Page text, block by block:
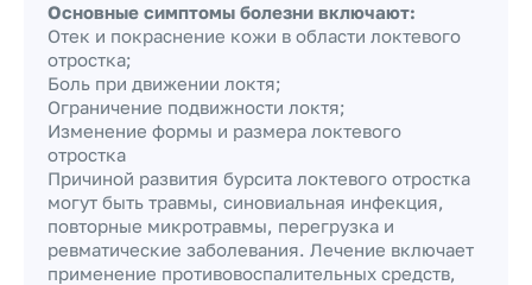
Основные симптомы болезни включают:
Отек и покраснение кожи в области локтевого
отростка;
Боль при движении локтя;
Ограничение подвижности локтя;
Изменение формы и размера локтевого
отростка
Причиной развития бурсита локтевого отростка
могут быть травмы, синовиальная инфекция,
повторные микротравмы, перегрузка и
ревматические заболевания. Лечение включает
применение противовоспалительных средств,